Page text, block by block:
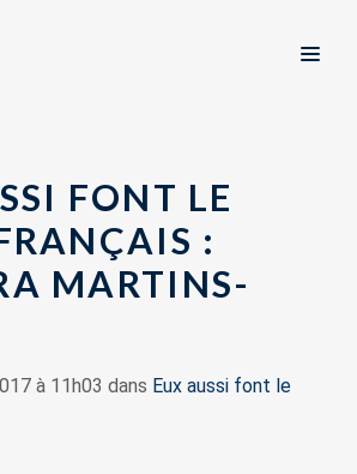
FONT LE
:
MARTINS-
à 11h03 dans Eux aussi font le